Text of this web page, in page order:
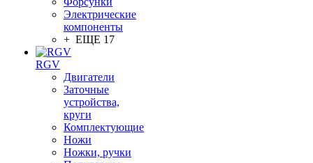
Электрические
компоненты
+ ЕЩЕ 17
RGV
Двигатели
Заточные
устройства,
круги
Комплектующие
Ножи
Ножки, ручки